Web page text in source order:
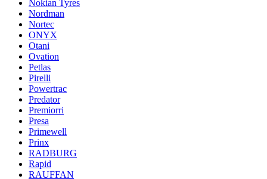
Nokian Tyres
Nordman
Nortec
ONYX
Otani
Ovation
Petlas
Pirelli
Powertrac
Predator
Premiorri
Presa
Primewell
Prinx
RADBURG
Rapid
RAUFFAN